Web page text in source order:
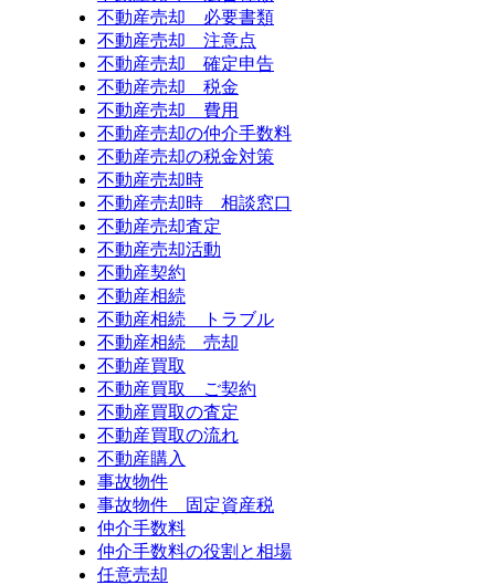
不動産売却 必要書類
不動産売却 注意点
不動産売却 確定申告
不動産売却 税金
不動産売却 費用
不動産売却の仲介手数料
不動産売却の税金対策
不動産売却時
不動産売却時 相談窓口
不動産売却査定
不動産売却活動
不動産契約
不動産相続
不動産相続 トラブル
不動産相続 売却
不動産買取
不動産買取 ご契約
不動産買取の査定
不動産買取の流れ
不動産購入
事故物件
事故物件 固定資産税
仲介手数料
仲介手数料の役割と相場
任意売却